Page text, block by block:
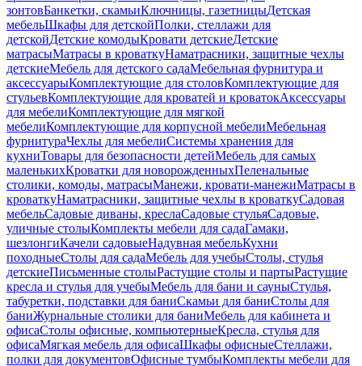
зонтовБанкетки, скамьиКлючницы, газетницыДетская
мебельШкафы для детскойПолки, стеллажи для
детскойДетские комодыКровати детскиеДетские
матрасыМатрасы в кроваткуНаматрасники, защитные чехлы
детскиеМебель для детского садаМебельная фурнитура и
аксессуарыКомплектующие для столовКомплектующие для
стульевКомплектующие для кроватей и кроватокАксессуары
для мебелиКомплектующие для мягкой
мебелиКомплектующие для корпусной мебелиМебельная
фурнитураЧехлы для мебелиСистемы хранения для
кухниТовары для безопасности детейМебель для самых
маленькихКроватки для новорожденныхПеленальные
столики, комоды, матрасыМанежи, кровати-манежиМатрасы в
кроваткуНаматрасники, защитные чехлы в кроваткуСадовая
мебельСадовые диваны, креслаСадовые стульяСадовые,
уличные столыКомплекты мебели для садаГамаки,
шезлонгиКачели садовыеНадувная мебельКухни
походныеСтолы для садаМебель для учебыСтолы, стулья
детскиеПисьменные столыРастущие столы и партыРастущие
кресла и стулья для учебыМебель для бани и сауныСтулья,
табуретки, подставки для баниСкамьи для баниСтолы для
баниЖурнальные столики для баниМебель для кабинета и
офисаСтолы офисные, компьютерныеКресла, стулья для
офисаМягкая мебель для офисаШкафы офисныеСтеллажи,
полки для документовОфисные тумбыКомплекты мебели для